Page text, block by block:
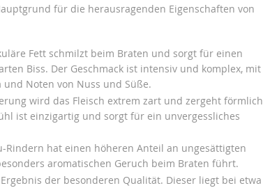
für die herausragenden Eigenschaften von
Fett schmilzt beim Braten und sorgt für einen
Biss. Der Geschmack ist intensiv und komplex, mit
Noten von Nuss und Süße.
wird das Fleisch extrem zart und zergeht förmlich
ist einzigartig und sorgt für ein unvergessliches
Rindern hat einen höheren Anteil an ungesättigten
aromatischen Geruch beim Braten führt.
der besonderen Qualität. Dieser liegt bei etwa